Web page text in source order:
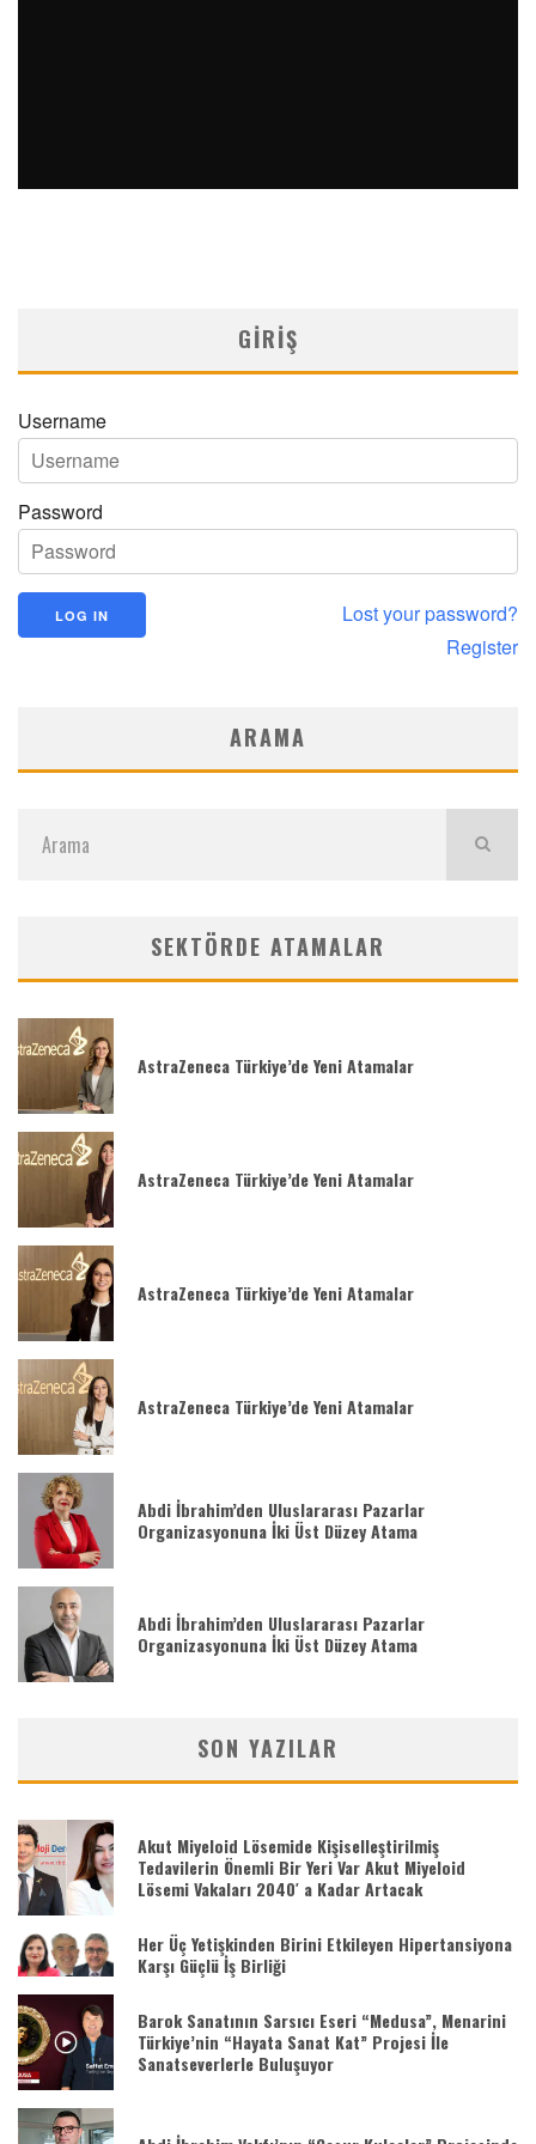
GIRIŞ
Username
Password
Lost your password?
Register
ARAMA
SEKTÖRDE ATAMALAR
AstraZeneca Türkiye’de Yeni Atamalar
AstraZeneca Türkiye’de Yeni Atamalar
AstraZeneca Türkiye’de Yeni Atamalar
AstraZeneca Türkiye’de Yeni Atamalar
Abdi İbrahim’den Uluslararası Pazarlar
Organizasyonuna İki Üst Düzey Atama
Abdi İbrahim’den Uluslararası Pazarlar
Organizasyonuna İki Üst Düzey Atama
SON YAZILAR
Akut Miyeloid Lösemide Kişiselleştirilmiş
Tedavilerin Önemli Bir Yeri Var Akut Miyeloid
Lösemi Vakaları 2040′ a Kadar Artacak
Her Üç Yetişkinden Birini Etkileyen Hipertansiyona
Karşı Güçlü İş Birliği
Barok Sanatının Sarsıcı Eseri “Medusa”, Menarini
Türkiye’nin “Hayata Sanat Kat” Projesi İle
Sanatseverlerle Buluşuyor